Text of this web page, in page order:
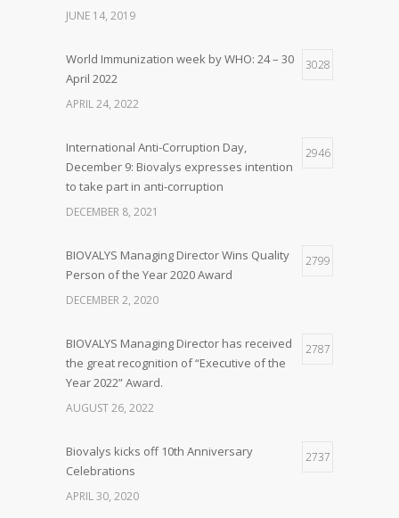
JUNE 14, 2019
World Immunization week by WHO: 24 – 30
April 2022
3028
APRIL 24, 2022
International Anti-Corruption Day,
December 9: Biovalys expresses intention
to take part in anti-corruption
2946
DECEMBER 8, 2021
BIOVALYS Managing Director Wins Quality
Person of the Year 2020 Award
2799
DECEMBER 2, 2020
BIOVALYS Managing Director has received
the great recognition of “Executive of the
Year 2022” Award.
2787
AUGUST 26, 2022
Biovalys kicks off 10th Anniversary
Celebrations
2737
APRIL 30, 2020